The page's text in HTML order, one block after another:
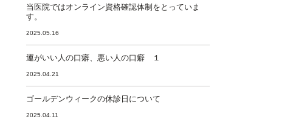
当医院ではオンライン資格確認体制をとっていま
す。
2025.05.16
運がいい人の口癖、悪い人の口癖 １
2025.04.21
ゴールデンウィークの休診日について
2025.04.11